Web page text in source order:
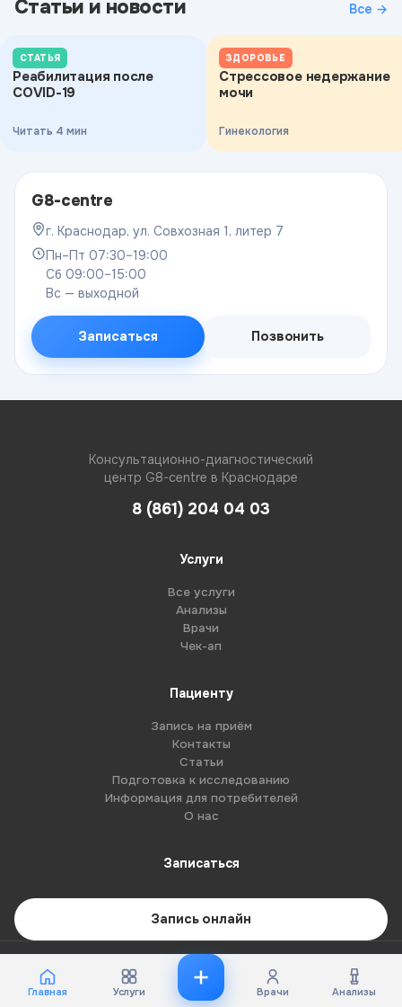
Статьи и новости Все →
СТАТЬЯ
Реабилитация после
COVID-19
Читать 4 мин
ЗДОРОВЬЕ
Стрессовое недержание
мочи
Гинекология
G8-centre
г. Краснодар, ул. Совхозная 1, литер 7
Пн–Пт 07:30–19:00
Сб 09:00–15:00
Вс — выходной
Записаться Позвонить
Консультационно-диагностический
центр G8-centre в Краснодаре
8 (861) 204 04 03
Услуги
Все услуги
Анализы
Врачи
Чек-ап
Пациенту
Запись на приём
Контакты
Статьи
Подготовка к исследованию
Информация для потребителей
О нас
Записаться
Запись онлайн
© 2026 G8-centre. Все права защищены.
Имеются противопоказания. Необходима консультация специалиста.
Главная Услуги Врачи Анализы